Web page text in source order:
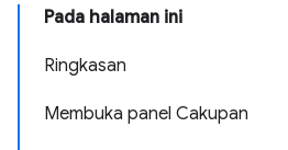
Pada halaman ini
Ringkasan
Membuka panel Cakupan